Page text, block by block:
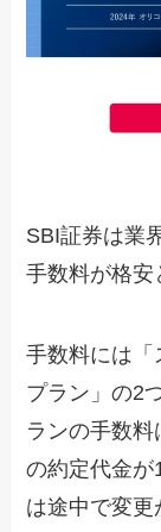
SBI証券は業
手数料が格安
手数料には「
プラン」の2
ランの手数料
の約定代金が
は途中で変